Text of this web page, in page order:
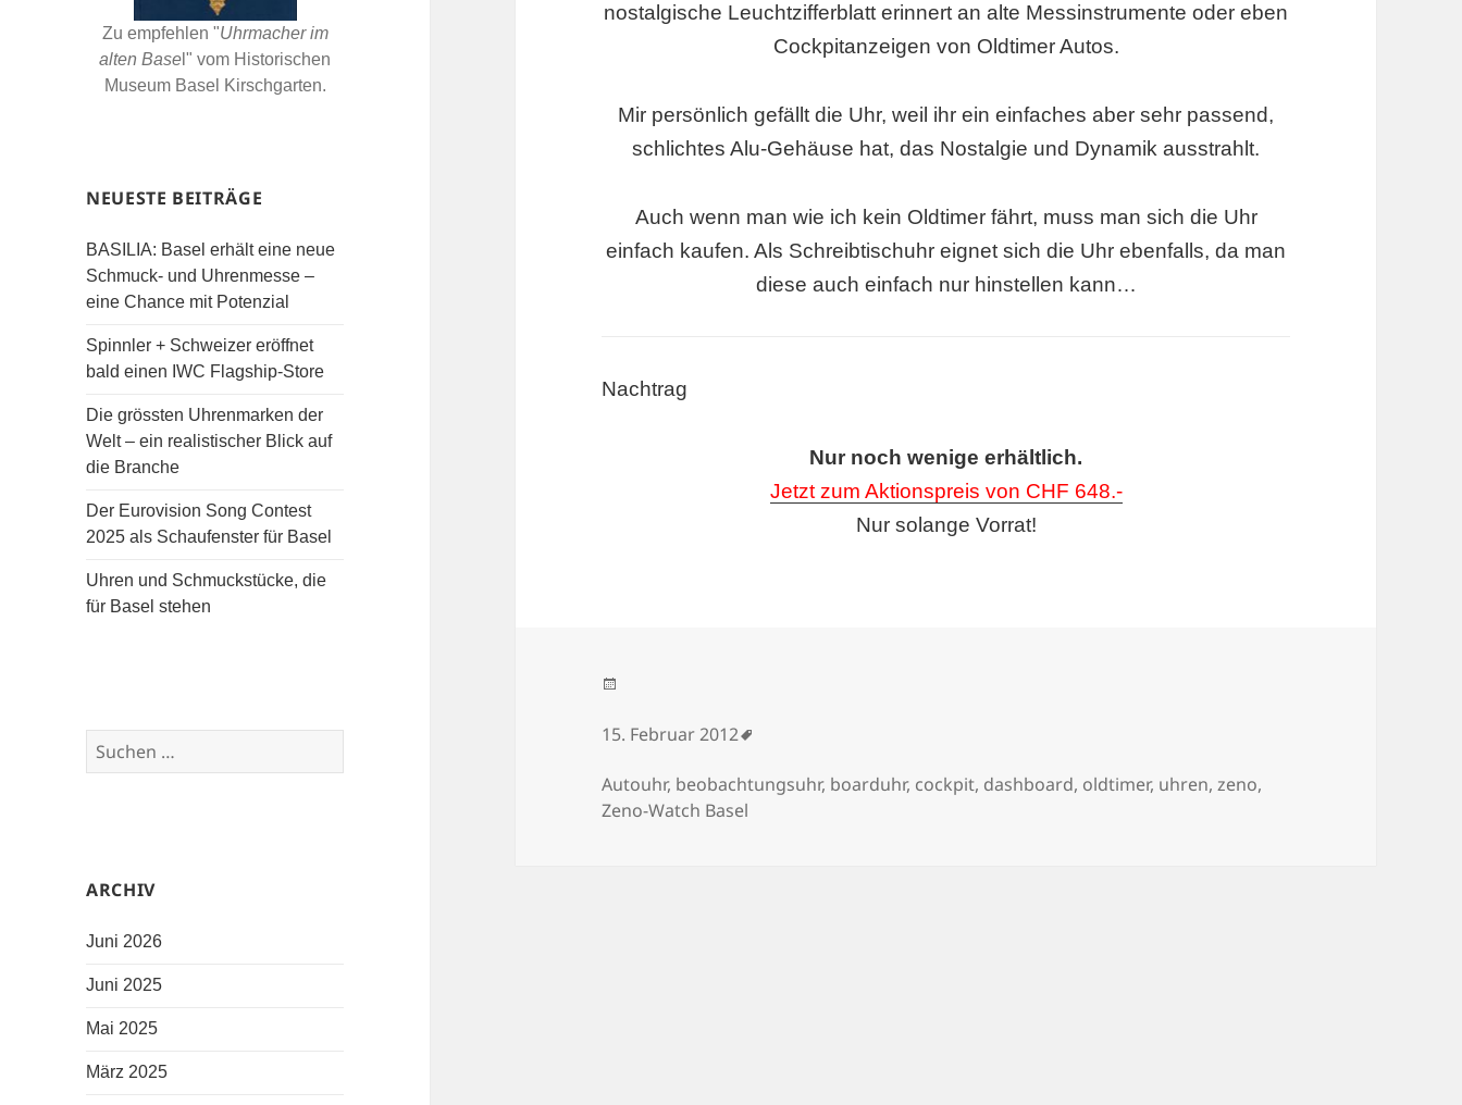
Zu empfehlen "Uhrmacher im
alten Base l" vom Historischen
Museum Basel Kirschgarten.
NEUESTE BEITRÄGE
BASILIA: Basel erhält eine neue
Schmuck- und Uhrenmesse –
eine Chance mit Potenzial
Spinnler + Schweizer eröffnet
bald einen IWC Flagship-Store
Die grössten Uhrenmarken der
Welt – ein realistischer Blick auf
die Branche
Der Eurovision Song Contest
2025 als Schaufenster für Basel
Uhren und Schmuckstücke, die
für Basel stehen
ARCHIV
Juni 2026
Juni 2025
Mai 2025
März 2025
nostalgische Leuchtzifferblatt erinnert an alte Messinstrumente oder eben
Cockpitanzeigen von Oldtimer Autos.
Mir persönlich gefällt die Uhr, weil ihr ein einfaches aber sehr passend,
schlichtes Alu-Gehäuse hat, das Nostalgie und Dynamik ausstrahlt.
Auch wenn man wie ich kein Oldtimer fährt, muss man sich die Uhr
einfach kaufen. Als Schreibtischuhr eignet sich die Uhr ebenfalls, da man
diese auch einfach nur hinstellen kann…
Nachtrag
Nur noch wenige erhältlich.
Jetzt zum Aktionspreis von CHF 648.-
Nur solange Vorrat!
15. Februar 2012
Autouhr, beobachtungsuhr, boarduhr, cockpit, dashboard, oldtimer, uhren,zeno,
Zeno-Watch Basel